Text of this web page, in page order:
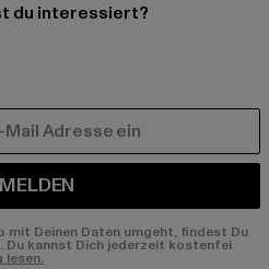
du interessiert?
mit Deinen Daten umgeht, findest Du
Du kannst Dich jederzeit kostenfei
lesen.